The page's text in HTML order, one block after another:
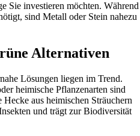
Sie investieren möchten. Während
sind Metall oder Stein nahezu
Alternativen
Lösungen liegen im Trend.
heimische Pflanzenarten sind
aus heimischen Sträuchern
und trägt zur Biodiversität